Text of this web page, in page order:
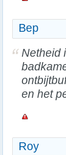
Bep
Netheid
en het
Roy